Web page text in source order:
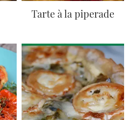
Tarte à la piperade